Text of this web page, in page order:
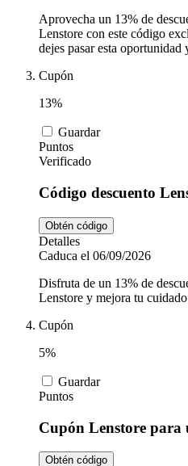
Aprovecha un 13% de
Lenstore con este código
dejes pasar esta oportunidad
Cupón
13%
Guardar
Puntos
Verificado
Código descuento
Obtén código
Detalles
Caduca el 06/09/2026
Disfruta de un 13% de
Lenstore y mejora tu
Cupón
5%
Guardar
Puntos
Cupón Lenstore para
Obtén código